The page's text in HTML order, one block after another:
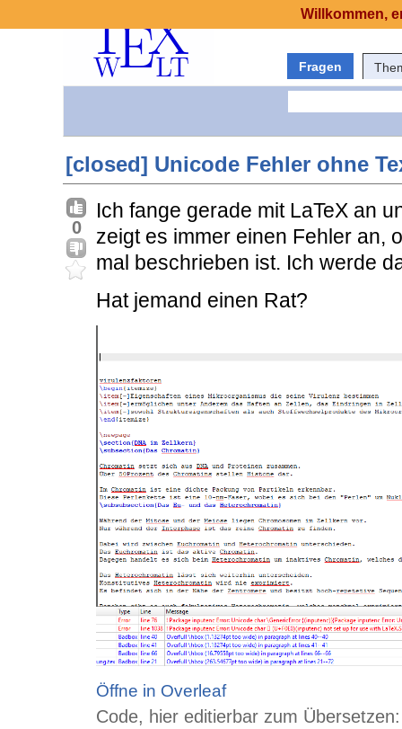
Fragen
[closed] Unicode Fehler ohne
0
Ich fange gerade mit LaTeX an
zeigt es immer einen Fehler an,
mal beschrieben ist. Ich werde
Hat jemand einen Rat?
Öffne in Overleaf
Code, hier editierbar zum Übersetzen:
Willkommen,